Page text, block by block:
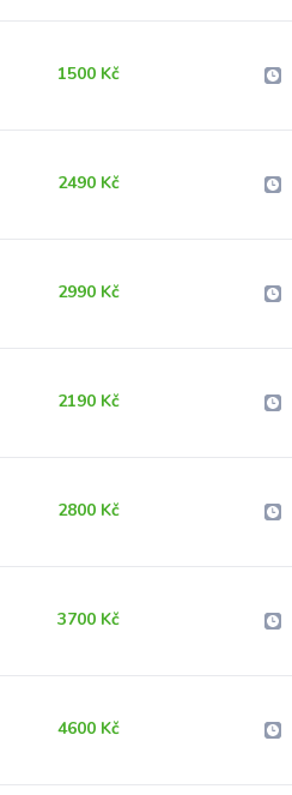
1500 Kč
2490 Kč
2990 Kč
2190 Kč
2800 Kč
3700 Kč
4600 Kč